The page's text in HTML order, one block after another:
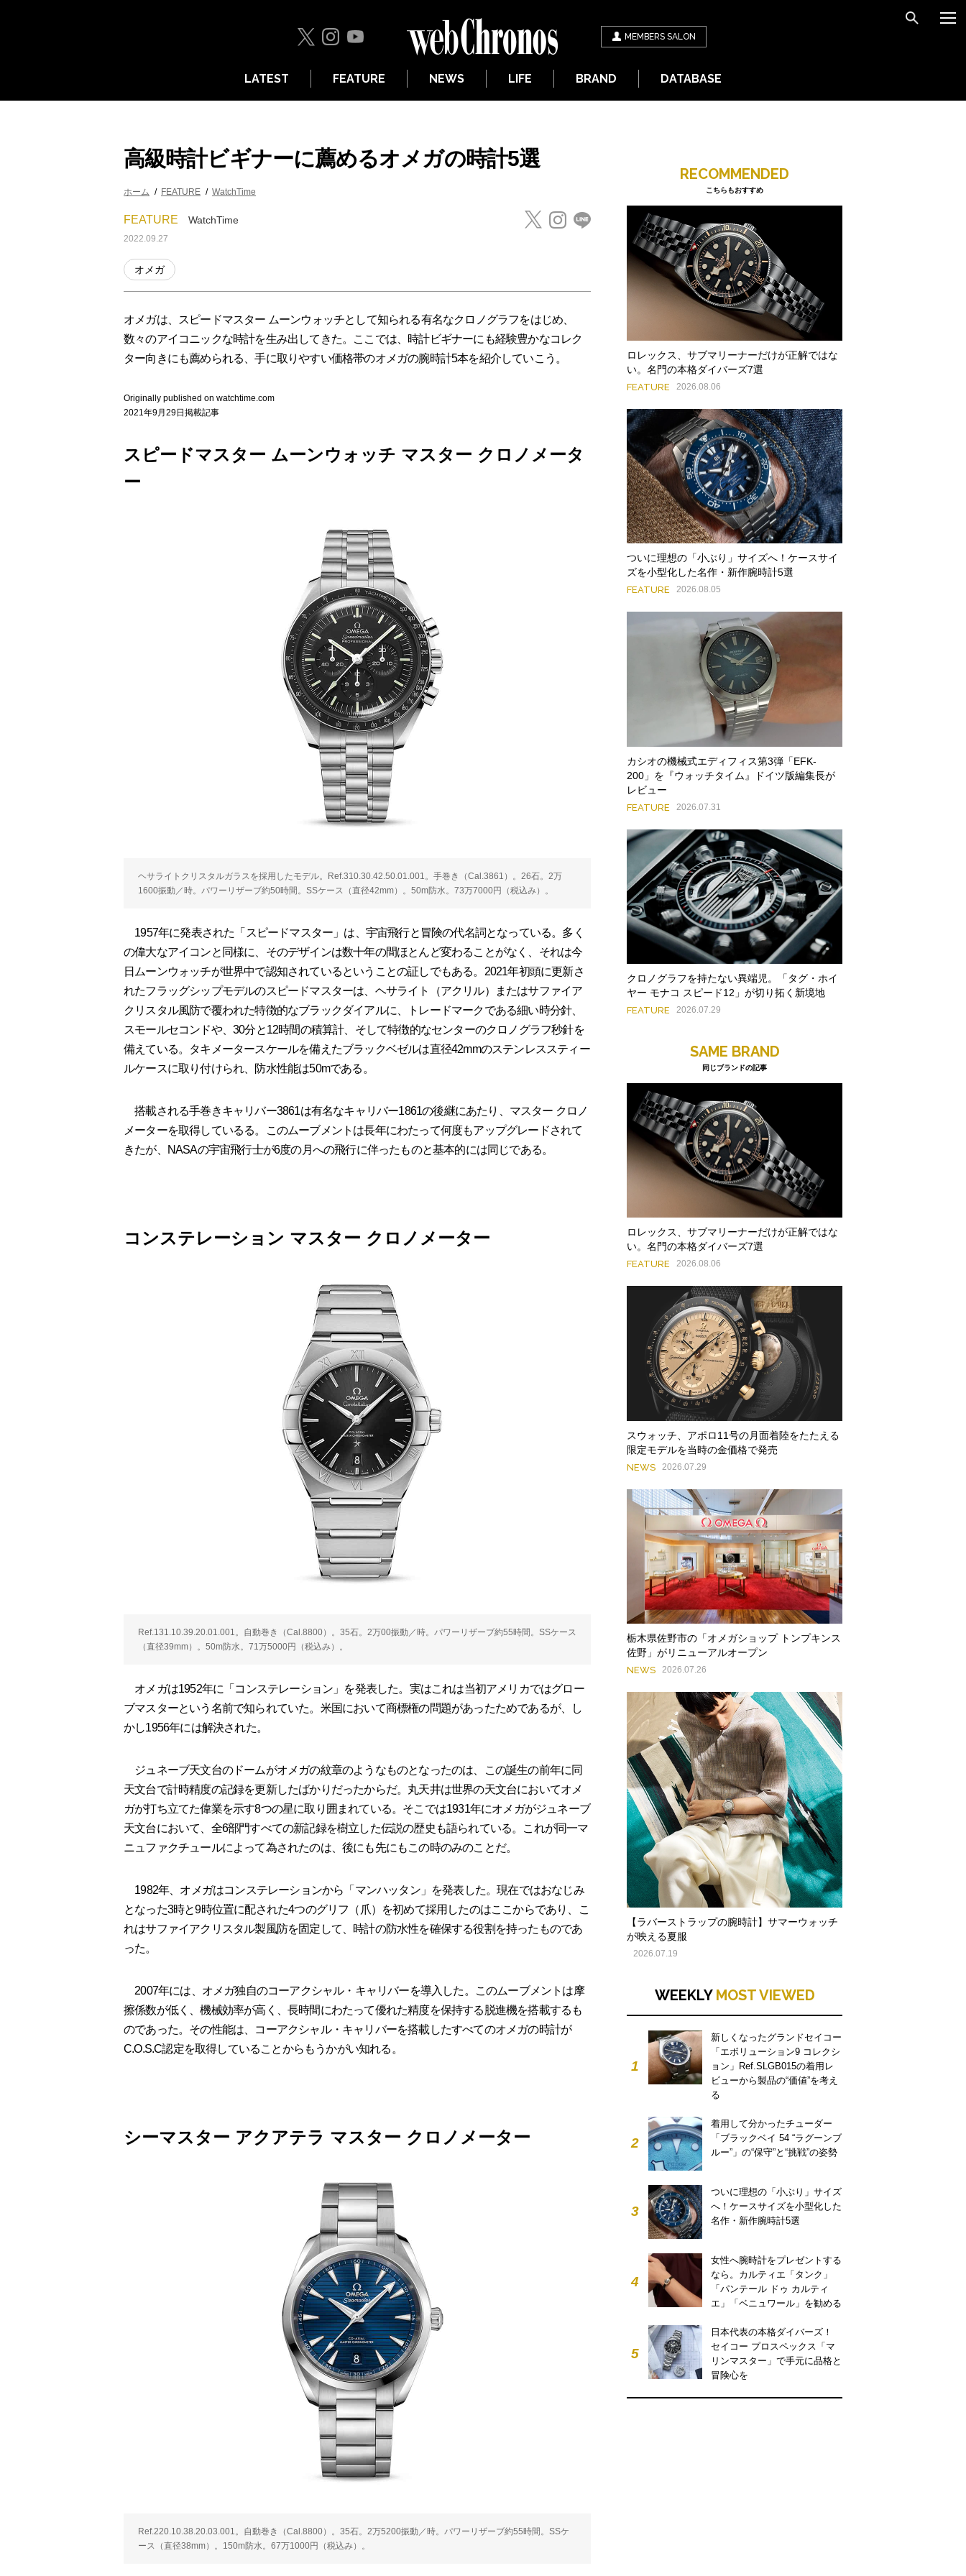
MEMBERS SALON
LATEST FEATURE NEWS LIFE BRAND DATABASE
高級時計ビギナーに薦めるオメガの時計5選
ホーム FEATURE WatchTime
FEATURE WatchTime
2022.09.27
オメガ
オメガは、スピードマスター ムーンウォッチとして知られる有名なクロノグラフをはじめ、
数々のアイコニックな時計を生み出してきた。ここでは、時計ビギナーにも経験豊かなコレク
ター向きにも薦められる、手に取りやすい価格帯のオメガの腕時計5本を紹介していこう。
Originally published on watchtime.com
2021年9月29日掲載記事
スピードマスター ムーンウォッチ マスター クロノメータ
ー
ヘサライトクリスタルガラスを採用したモデル。Ref.310.30.42.50.01.001。手巻き（Cal.3861）。26石。2万
1600振動／時。パワーリザーブ約50時間。SSケース（直径42mm）。50m防水。73万7000円（税込み）。
1957年に発表された「スピードマスター」は、宇宙飛行と冒険の代名詞となっている。多く
の偉大なアイコンと同様に、そのデザインは数十年の間ほとんど変わることがなく、それは今
日ムーンウォッチが世界中で認知されているということの証しでもある。2021年初頭に更新さ
れたフラッグシップモデルのスピードマスターは、ヘサライト（アクリル）またはサファイア
クリスタル風防で覆われた特徴的なブラックダイアルに、トレードマークである細い時分針、
スモールセコンドや、30分と12時間の積算計、そして特徴的なセンターのクロノグラフ秒針を
備えている。タキメータースケールを備えたブラックベゼルは直径42mmのステンレススティー
ルケースに取り付けられ、防水性能は50mである。
搭載される手巻きキャリバー3861は有名なキャリバー1861の後継にあたり、マスター クロノ
メーターを取得しているる。このムーブメントは長年にわたって何度もアップグレードされて
きたが、NASAの宇宙飛行士が6度の月への飛行に伴ったものと基本的には同じである。
コンステレーション マスター クロノメーター
Ref.131.10.39.20.01.001。自動巻き（Cal.8800）。35石。2万00振動／時。パワーリザーブ約55時間。SSケース
（直径39mm）。50m防水。71万5000円（税込み）。
オメガは1952年に「コンステレーション」を発表した。実はこれは当初アメリカではグロー
ブマスターという名前で知られていた。米国において商標権の問題があったためであるが、し
かし1956年には解決された。
ジュネーブ天文台のドームがオメガの紋章のようなものとなったのは、この誕生の前年に同
天文台で計時精度の記録を更新したばかりだったからだ。丸天井は世界の天文台においてオメ
ガが打ち立てた偉業を示す8つの星に取り囲まれている。そこでは1931年にオメガがジュネーブ
天文台において、全6部門すべての新記録を樹立した伝説の歴史も語られている。これが同一マ
ニュファクチュールによって為されたのは、後にも先にもこの時のみのことだ。
1982年、オメガはコンステレーションから「マンハッタン」を発表した。現在ではおなじみ
となった3時と9時位置に配された4つのグリフ（爪）を初めて採用したのはここからであり、こ
れはサファイアクリスタル製風防を固定して、時計の防水性を確保する役割を持ったものであ
った。
2007年には、オメガ独自のコーアクシャル・キャリバーを導入した。このムーブメントは摩
擦係数が低く、機械効率が高く、長時間にわたって優れた精度を保持する脱進機を搭載するも
のであった。その性能は、コーアクシャル・キャリバーを搭載したすべてのオメガの時計が
C.O.S.C認定を取得していることからもうかがい知れる。
シーマスター アクアテラ マスター クロノメーター
Ref.220.10.38.20.03.001。自動巻き（Cal.8800）。35石。2万5200振動／時。パワーリザーブ約55時間。SSケ
ース（直径38mm）。150m防水。67万1000円（税込み）。
RECOMMENDED
こちらもおすすめ
ロレックス、サブマリーナーだけが正解ではな
い。名門の本格ダイバーズ7選
FEATURE 2026.08.06
ついに理想の「小ぶり」サイズへ！ケースサイ
ズを小型化した名作・新作腕時計5選
FEATURE 2026.08.05
カシオの機械式エディフィス第3弾「EFK-
200」を『ウォッチタイム』ドイツ版編集長が
レビュー
FEATURE 2026.07.31
クロノグラフを持たない異端児。「タグ・ホイ
ヤー モナコ スピード12」が切り拓く新境地
FEATURE 2026.07.29
SAME BRAND
同じブランドの記事
ロレックス、サブマリーナーだけが正解ではな
い。名門の本格ダイバーズ7選
FEATURE 2026.08.06
スウォッチ、アポロ11号の月面着陸をたたえる
限定モデルを当時の金価格で発売
NEWS 2026.07.29
栃木県佐野市の「オメガショップ トンプキンス
佐野」がリニューアルオープン
NEWS 2026.07.26
【ラバーストラップの腕時計】サマーウォッチ
が映える夏服
2026.07.19
WEEKLY MOST VIEWED
1
新しくなったグランドセイコー
「エボリューション9 コレクシ
ョン」Ref.SLGB015の着用レ
ビューから製品の“価値”を考え
る
2
着用して分かったチューダー
「ブラックベイ 54 “ラグーンブ
ルー”」の“保守”と“挑戦”の姿勢
3
ついに理想の「小ぶり」サイズ
へ！ケースサイズを小型化した
名作・新作腕時計5選
4
女性へ腕時計をプレゼントする
なら。カルティエ「タンク」
「パンテール ドゥ カルティ
エ」「ベニュワール」を勧める
5
日本代表の本格ダイバーズ！
セイコー プロスペックス「マ
リンマスター」で手元に品格と
冒険心を